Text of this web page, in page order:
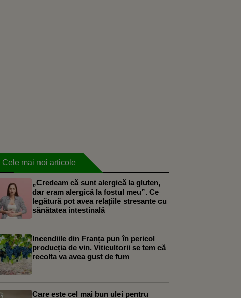
Cele mai noi articole
„Credeam că sunt alergică la gluten,
dar eram alergică la fostul meu”. Ce
legătură pot avea relațiile stresante cu
sănătatea intestinală
Incendiile din Franța pun în pericol
producția de vin. Viticultorii se tem că
recolta va avea gust de fum
Care este cel mai bun ulei pentru